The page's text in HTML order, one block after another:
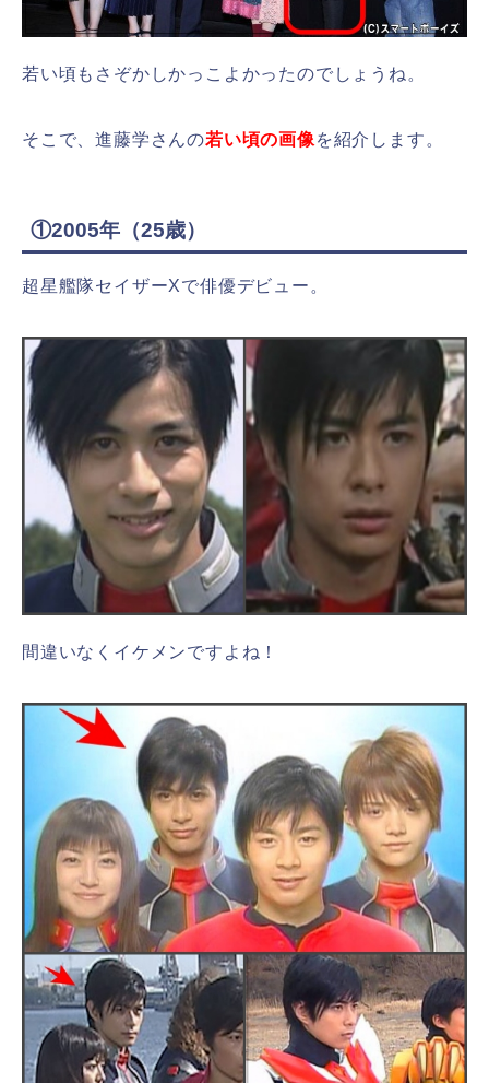
若い頃もさぞかしかっこよかったのでしょうね。
そこで、進藤学さんの若い頃の画像を紹介します。
①2005年（25歳）
超星艦隊セイザーXで俳優デビュー。
間違いなくイケメンですよね！